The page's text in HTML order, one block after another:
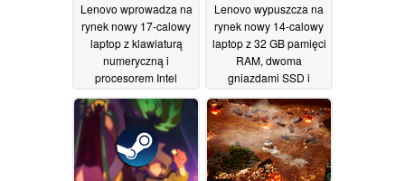
Lenovo wprowadza na
rynek nowy 17-calowy
laptop z klawiaturą
numeryczną i
procesorem Intel
Wildcat Lake22/05/2026
Lenovo wypuszcza na
rynek nowy 14-calowy
laptop z 32 GB pamięci
RAM, dwoma
gniazdami SSD i
procesorem Intel
Panther Lake22/05/2026